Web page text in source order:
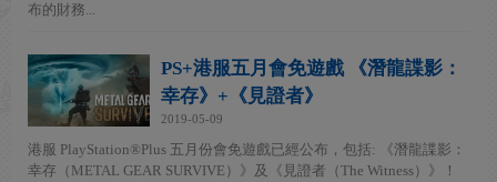
布的財務...
PS+港服五月會免遊戲 《潛龍諜影：
幸存》+《見證者》
2019-05-09
港服 PlayStation®Plus 五月份會免遊戲已經公布，包括: 《潛龍諜影：
幸存（METAL GEAR SURVIVE）》及《見證者（The Witness）》！